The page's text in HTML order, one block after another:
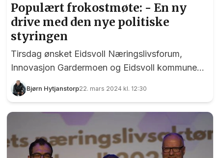
Populært frokostmøte: - En ny
drive med den nye politiske
styringen
Tirsdag ønsket Eidsvoll Næringslivsforum,
Innovasjon Gardermoen og Eidsvoll kommune
velkommen til nok et frokostmøte, denne
gangen i Wergelands Hus. De mest ivrige kom
og da møtet startet var rundt 80 personer
innenfor dørene. Tirsdagens frokostmøte var
godt besøkt. Her ser vi Annicken Thrane Steen
Bjørn Hytjanstorp22. mars 2024 kl. 12:30